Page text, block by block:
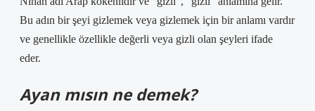
Bu adın bir şeyi gizlemek veya gizlemek için bir anlamı vardır
ve genellikle özellikle değerli veya gizli olan şeyleri ifade
eder.
Ayan mısın ne demek?